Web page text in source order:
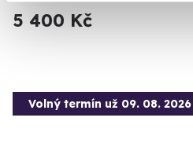
5 400 Kč
Volný termín už 09. 08. 2026